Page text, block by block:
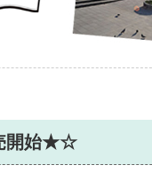
開始★☆